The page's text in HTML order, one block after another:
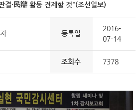
결·民辯 활동 견제할 것"(조선일보)
등록일
2016-
07-14
조회수 7378